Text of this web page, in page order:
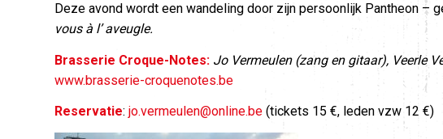
Deze avond wordt een wandeling door zijn persoonlijk Pantheon –
vous à l’ aveugle.
Brasserie Croque-Notes: Jo Vermeulen (zang en gitaar), Veerle
www.brasserie-croquenotes.be
Reservatie: jo.vermeulen@online.be (tickets 15 €, leden vzw 12 €)